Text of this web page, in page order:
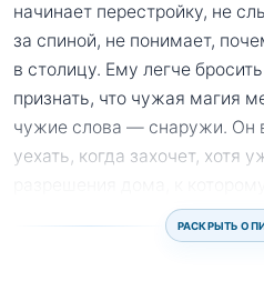
начинает перестройку, не
за спиной, не понимает,
в столицу. Ему легче
признать, что чужая магия
чужие слова — снаружи. Он
уехать, когда захочет, хотя
РАСКРЫТЬ